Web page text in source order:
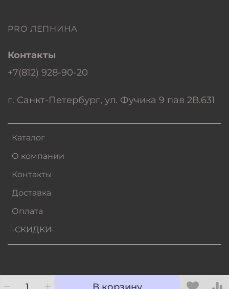
PRO ЛЕПНИНА
Каталог
О компании
Контакты
Доставка
Оплата
-СКИДКИ-
Контакты
+7(812) 928-90-20
г. Санкт-Петербург, ул. Фучика 9 пав 2В.631